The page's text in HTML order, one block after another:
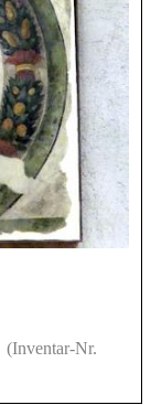
(Inventar-Nr.